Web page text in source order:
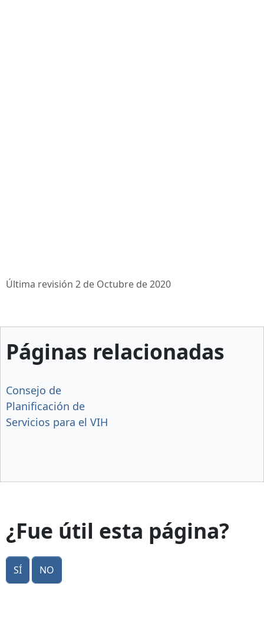
Última revisión 2 de Octubre de 2020
Páginas relacionadas
Consejo de
Planificación de
Servicios para el VIH
¿Fue útil esta página?
Sí No